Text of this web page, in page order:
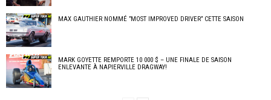
MAX GAUTHIER NOMMÉ ”MOST IMPROVED DRIVER” CETTE SAISON
MARK GOYETTE REMPORTE 10 000 $ – UNE FINALE DE SAISON
ENLEVANTE À NAPIERVILLE DRAGWAY!